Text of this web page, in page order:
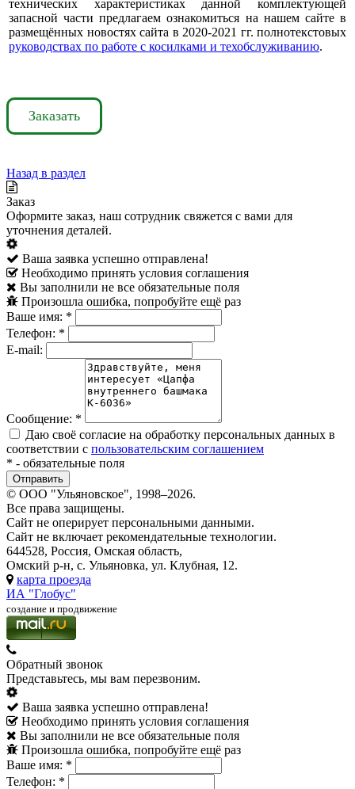
технических характеристиках данной комплектующей
запасной части предлагаем ознакомиться на нашем сайте в
размещённых новостях сайта в 2020-2021 гг. полнотекстовых
руководствах по работе с косилками и техобслуживанию.
Заказать
Назад в раздел
Заказ
Оформите заказ, наш сотрудник свяжется с вами для
уточнения деталей.
Ваша заявка успешно отправлена!
Необходимо принять условия соглашения
Вы заполнили не все обязательные поля
Произошла ошибка, попробуйте ещё раз
Ваше имя: *
Телефон: *
E-mail:
Сообщение: *
Даю своё согласие на обработку персональных данных в
соответствии с пользовательским соглашением
* - обязательные поля
© ООО "Ульяновское", 1998–2026.
Все права защищены.
Сайт не оперирует персональными данными.
Сайт не включает рекомендательные технологии.
644528, Россия, Омская область,
Омский р-н, с. Ульяновка, ул. Клубная, 12.
карта проезда
ИА "Глобус"
создание и продвижение
Обратный звонок
Представьтесь, мы вам перезвоним.
Ваша заявка успешно отправлена!
Необходимо принять условия соглашения
Вы заполнили не все обязательные поля
Произошла ошибка, попробуйте ещё раз
Ваше имя: *
Телефон: *